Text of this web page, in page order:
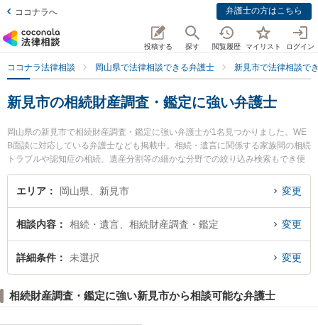
ココナラへ 弁護士の方はこちら
投稿する 探す 閲覧履歴 マイリスト ログイン
ココナラ法律相談 岡山県で法律相談できる弁護士 新見市で法律相談で
新見市の相続財産調査・鑑定に強い弁護士
岡山県の新見市で相続財産調査・鑑定に強い弁護士が1名見つかりました。WE
B面談に対応している弁護士なども掲載中。相続・遺言に関係する家族間の相続
トラブルや認知症の相続、遺産分割等の細かな分野での絞り込み検索もでき便
利です。特に弁護士法人岡山パブリック法律事務所 ゆずりは新見支所の大山 知
康弁護士のプロフィール情報や弁護士費用、強みなどが注目されています。
弁護士を検索したい』『初回相談無料で相続財産調査・鑑定を法律相談できる
新見市内の弁護士に相談予約したい』などでお困りの相談者さんにおすすめで
す。
エリア 岡山県、新見市 変更
相談内容 相続・遺言、相続財産調査・鑑定 変更
詳細条件 未選択 変更
相続財産調査・鑑定に強い新見市から相談可能な弁護士